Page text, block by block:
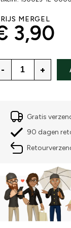
MERGEL
3,90
- +
Gratis
90 dagen